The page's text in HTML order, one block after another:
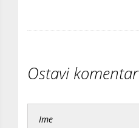
Ostavi komentar